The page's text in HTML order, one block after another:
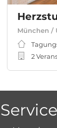
München /
2
Service